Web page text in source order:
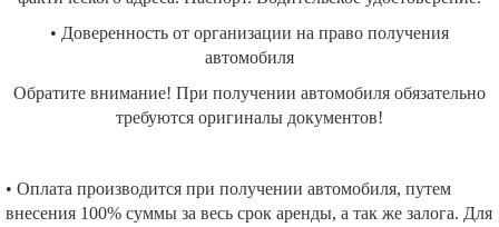
• Доверенность от организации на право получения
автомобиля
Обратите внимание! При получении автомобиля обязательно
требуются оригиналы документов!
• Оплата производится при получении автомобиля, путем
внесения 100% суммы за весь срок аренды, а так же залога. Для